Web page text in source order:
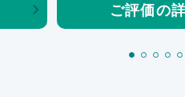
ご評価の